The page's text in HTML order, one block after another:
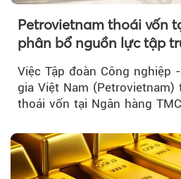
Petrovietnam thoái vốn
phân bổ nguồn lực tập
Việc Tập đoàn Công nghiệp
gia Việt Nam
thoái vốn tại Ngân hàng